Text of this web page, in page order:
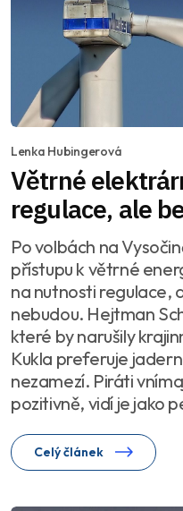
Lenka Hubingerová
Větrné
regulace, ale
Po volbách na
přístupu k větrné
na nutnosti regulace,
nebudou. Hejtman
které by narušily
Kukla preferuje
nezamezí. Piráti
pozitivně, vidí je jako
Celý článek